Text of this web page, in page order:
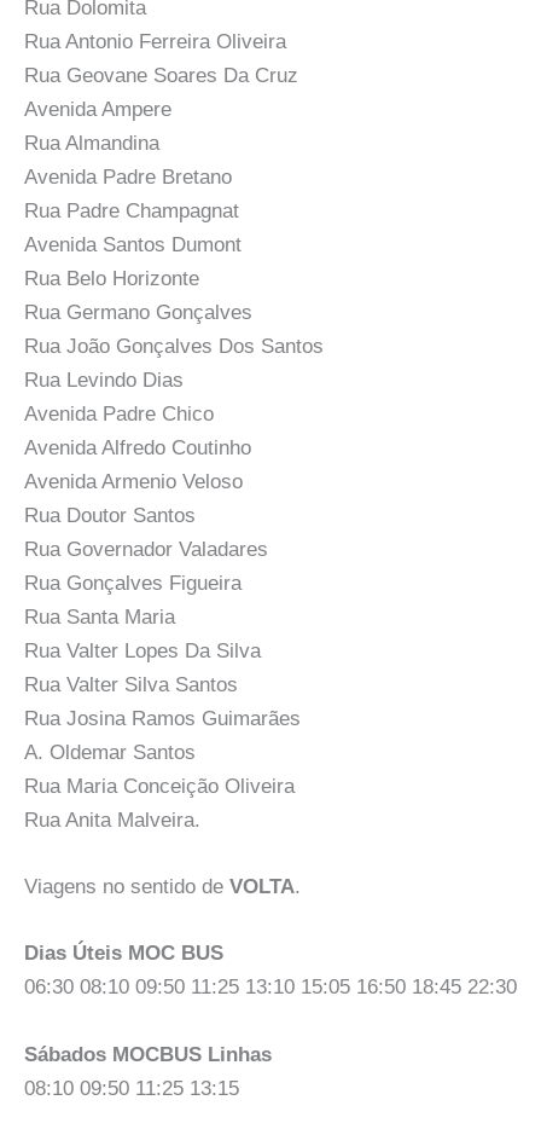
Rua Dolomita
Rua Antonio Ferreira Oliveira
Rua Geovane Soares Da Cruz
Avenida Ampere
Rua Almandina
Avenida Padre Bretano
Rua Padre Champagnat
Avenida Santos Dumont
Rua Belo Horizonte
Rua Germano Gonçalves
Rua João Gonçalves Dos Santos
Rua Levindo Dias
Avenida Padre Chico
Avenida Alfredo Coutinho
Avenida Armenio Veloso
Rua Doutor Santos
Rua Governador Valadares
Rua Gonçalves Figueira
Rua Santa Maria
Rua Valter Lopes Da Silva
Rua Valter Silva Santos
Rua Josina Ramos Guimarães
A. Oldemar Santos
Rua Maria Conceição Oliveira
Rua Anita Malveira.
Viagens no sentido de VOLTA.
Dias Úteis MOC BUS
06:30 08:10 09:50 11:25 13:10 15:05 16:50 18:45 22:30
Sábados MOCBUS Linhas
08:10 09:50 11:25 13:15